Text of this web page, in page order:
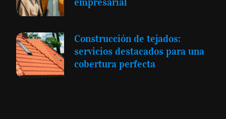
Construcción de tejados:
servicios destacados para una
cobertura perfecta